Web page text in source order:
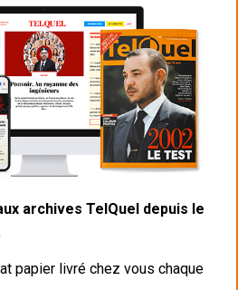
archives TelQuel depuis le
papier livré chez vous chaque